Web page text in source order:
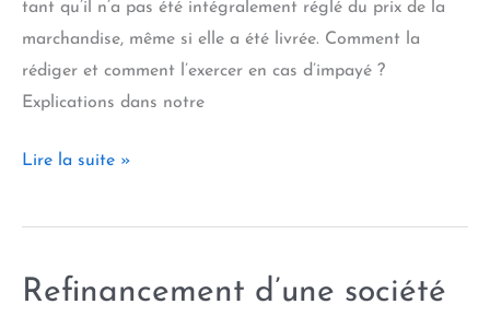
jungle
tant qu’il n’a pas été intégralement réglé du prix de la
marchandise, même si elle a été livrée. Comment la
rédiger et comment l’exercer en cas d’impayé ?
Explications dans notre
Clause
réserve
propriété :
Lire la suite »
Refinancement d’une société